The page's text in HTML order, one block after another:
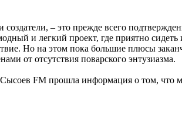
создатели, – это прежде всего
и легкий проект, где приятно сидеть
Но на этом пока большие плюсы
от отсутствия поварского энтузиазма.
Сысоев FM прошла информация о том,